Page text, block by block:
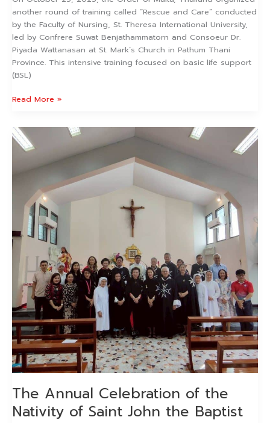
another round of training called “Rescue and Care” conducted
by the Faculty of Nursing, St. Theresa International University,
led by Confrere Suwat Benjathammatorn and Consoeur Dr.
Piyada Wattanasan at St. Mark’s Church in Pathum Thani
Province. This intensive training focused on basic life support
(BSL)
Read More »
The Annual Celebration of the
Nativity of Saint John the Baptist
The
Annual
Celebration
of
Nativity
Saint
John
the
Baptist